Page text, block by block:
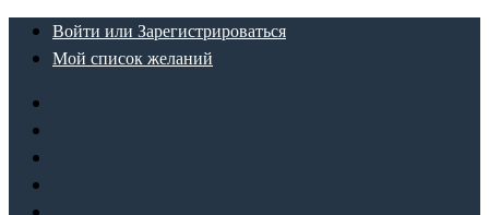
ПерейтиВойти или Зарегистрироваться
Мой список желаний